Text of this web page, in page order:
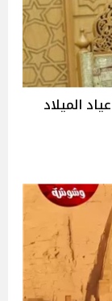
الميلاد